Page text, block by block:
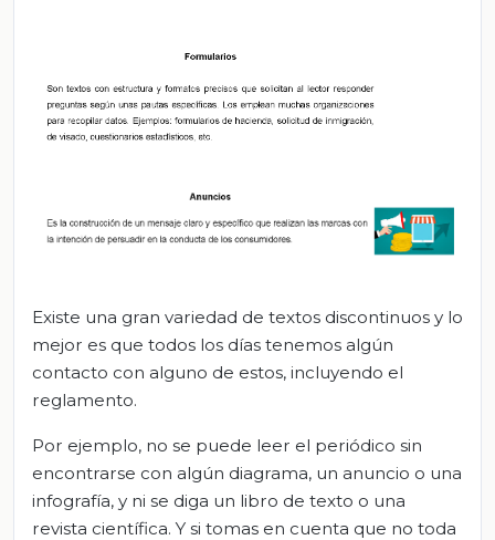
Existe una gran variedad de textos discontinuos y lo
mejor es que todos los días tenemos algún
contacto con alguno de estos, incluyendo el
reglamento.
Por ejemplo, no se puede leer el periódico sin
encontrarse con algún diagrama, un anuncio o una
infografía, y ni se diga un libro de texto o una
revista científica. Y si tomas en cuenta que no toda